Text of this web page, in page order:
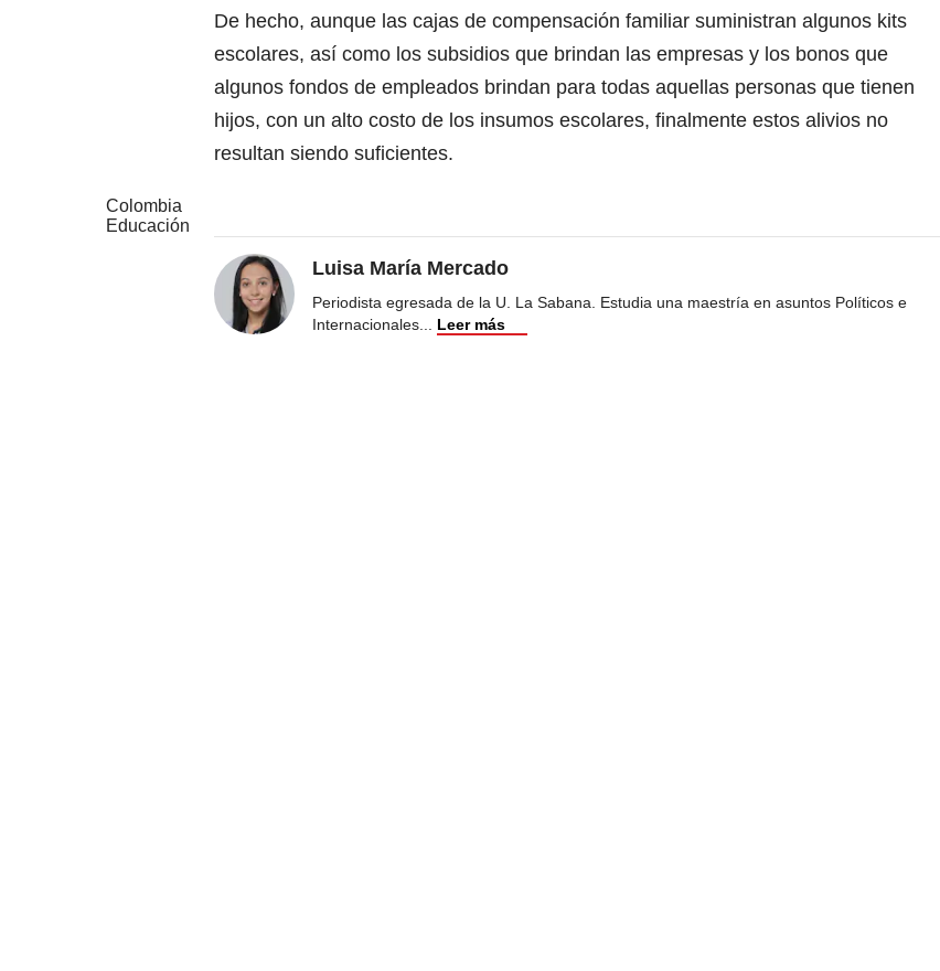
De hecho, aunque las cajas de compensación familiar suministran algunos kits
escolares, así como los subsidios que brindan las empresas y los bonos que
algunos fondos de empleados brindan para todas aquellas personas que tienen
hijos, con un alto costo de los insumos escolares, finalmente estos alivios no
resultan siendo suficientes.
Colombia
Educación
Luisa María Mercado
Periodista egresada de la U. La Sabana. Estudia una maestría en asuntos Políticos e
Internacionales... Leer más